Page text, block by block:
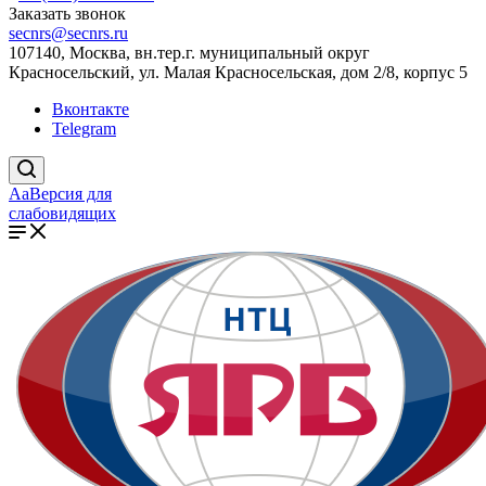
Заказать звонок
secnrs@secnrs.ru
107140, Москва, вн.тер.г. муниципальный округ
Красносельский, ул. Малая Красносельская, дом 2/8, корпус 5
Вконтакте
Telegram
AaВерсия для
слабовидящих